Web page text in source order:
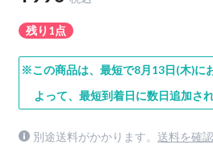
残り1点
※この商品は、最短で8月13日(木)に
よって、最短到着日に数日追加さ
別途送料がかかります。 送料を確